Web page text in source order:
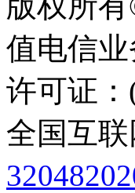
值电信
许可证：
全国互